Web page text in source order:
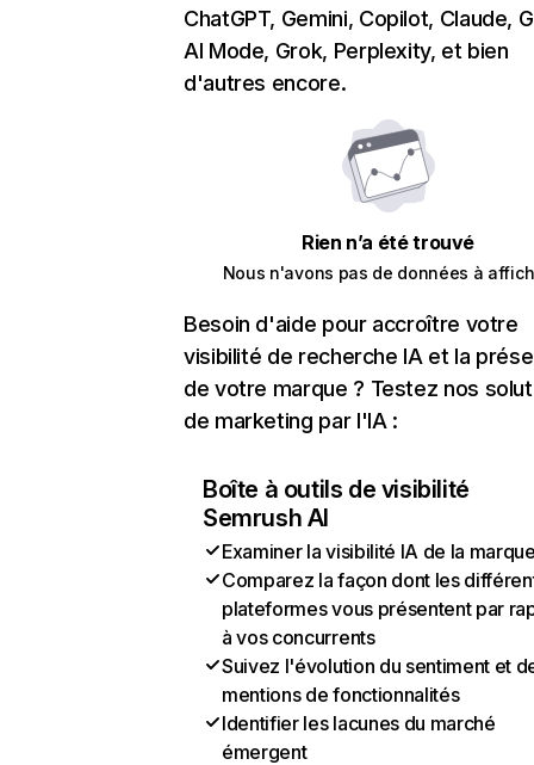
ChatGPT, Gemini, Copilot, Claude,
AI Mode, Grok, Perplexity, et bien
d'autres encore.
Rien n’a été trouvé
Nous n'avons pas de données à
Besoin d'aide pour accroître votre
visibilité de recherche IA et la
de votre marque ? Testez nos
de marketing par l'IA :
Boîte à outils de visibilité
Semrush AI
Examiner la visibilité IA de la
Comparez la façon dont les
plateformes vous présentent par
à vos concurrents
Suivez l'évolution du sentiment et
mentions de fonctionnalités
Identifier les lacunes du marché
émergent